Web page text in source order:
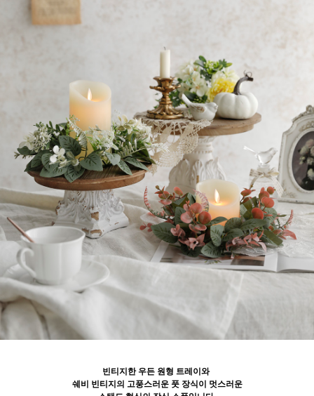
빈티지한 우든 원형 트레이와
쉐비 빈티지의 고풍스러운 풋 장식이 멋스러운